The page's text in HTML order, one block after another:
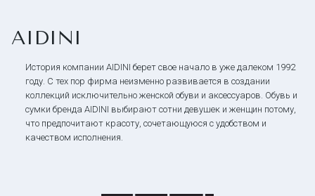
AIDINI
История компании AIDINI берет свое начало в уже далеком 1992
году. С тех пор фирма неизменно развивается в создании
коллекций исключительно женской обуви и аксессуаров. Обувь и
сумки бренда AIDINI выбирают сотни девушек и женщин потому,
что предпочитают красоту, сочетающуюся с удобством и
качеством исполнения.